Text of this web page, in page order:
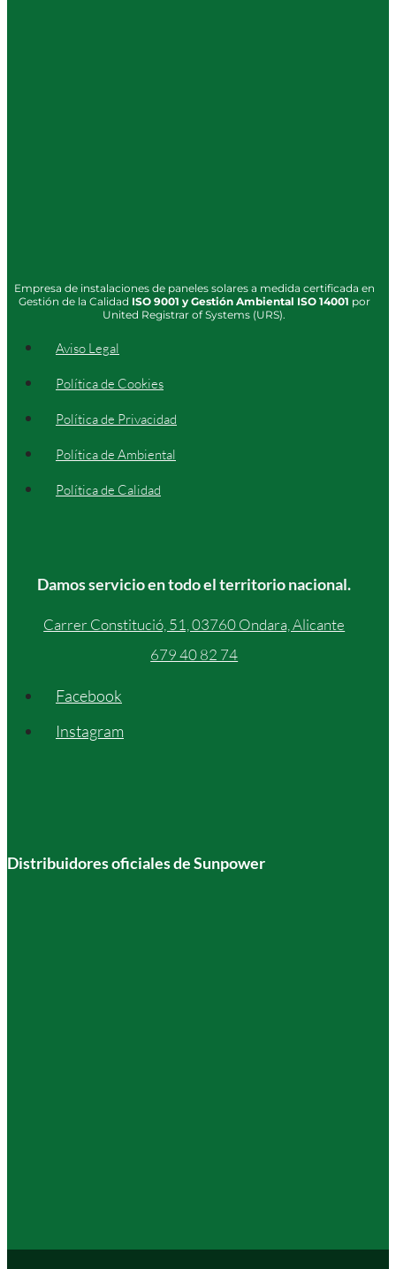
Empresa de instalaciones de paneles solares a medida certificada en
Gestión de la Calidad ISO 9001 y Gestión Ambiental ISO 14001 por
United Registrar of Systems (URS).
Aviso Legal
Política de Cookies
Política de Privacidad
Política de Ambiental
Política de Calidad
Damos servicio en todo el territorio nacional.
Carrer Constitució, 51, 03760 Ondara, Alicante
679 40 82 74
Facebook
Instagram
Distribuidores oficiales de Sunpower